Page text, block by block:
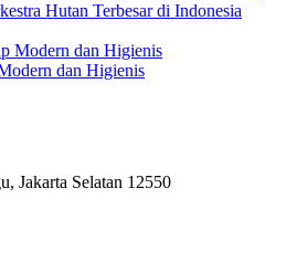
Hutan Terbesar di Indonesia
dan Higienis
Jakarta Selatan 12550